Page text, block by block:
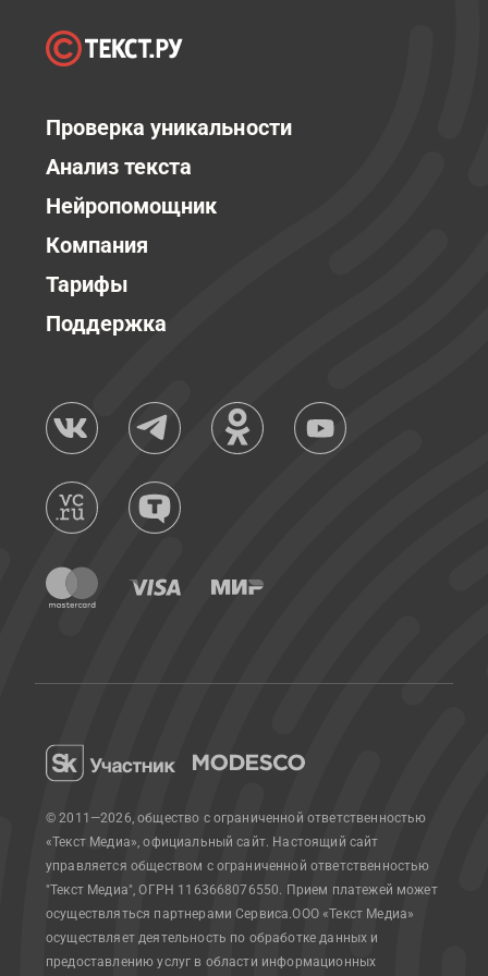
Проверка уникальности
Анализ текста
Нейропомощник
Компания
Тарифы
Поддержка
© 2011—2026, общество с ограниченной ответственностью
«Текст Медиа», официальный сайт. Настоящий сайт
управляется обществом с ограниченной ответственностью
"Текст Медиа", ОГРН 1163668076550. Прием платежей может
осуществляться партнерами Сервиса.ООО «Текст Медиа»
осуществляет деятельность по обработке данных и
предоставлению услуг в области информационных